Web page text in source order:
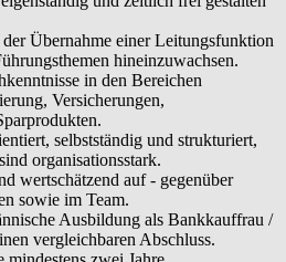
der Übernahme einer Leitungsfunktion
hineinzuwachsen.
in den Bereichen
Versicherungen,
selbstständig und strukturiert,
organisationsstark.
wertschätzend auf - gegenüber
sowie im Team.
Ausbildung als Bankkauffrau /
vergleichbaren Abschluss.